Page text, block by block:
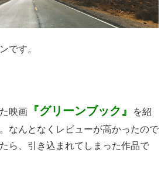
です。
映画 『グリーンブック』
を紹
なんとなくレビューが高かったので
ら、引き込まれてしまった作品で